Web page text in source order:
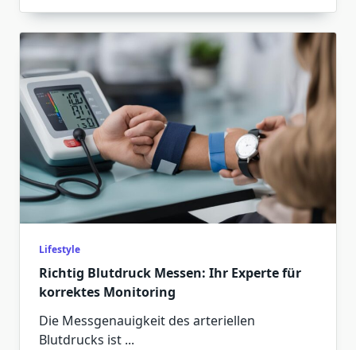
Lifestyle
Richtig Blutdruck Messen: Ihr Experte für
korrektes Monitoring
Die Messgenauigkeit des arteriellen
Blutdrucks ist ...